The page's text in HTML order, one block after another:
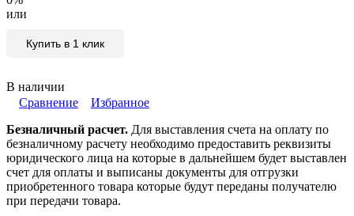
или
Купить в 1 клик
В наличии
Сравнение
Избранное
Безналичный расчет. Для выставления счета на оплату по
безналичному расчету необходимо предоставить реквизиты
юридического лица на которые в дальнейшем будет выставлен
счет для оплаты и выписаны документы для отгрузки
приобретенного товара которые будут переданы получателю
при передачи товара.